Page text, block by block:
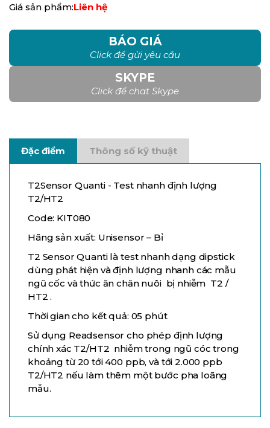
Giá sản phẩm:Liên hệ
BÁO GIÁ
Click để gửi yêu cầu
SKYPE
Click để chat Skype
Đặc điểm Thông số kỹ thuật
T2Sensor Quanti - Test nhanh định lượng
T2/HT2
Code: KIT080
Hãng sản xuất: Unisensor – Bỉ
T2 Sensor Quanti là test nhanh dạng dipstick
dùng phát hiện và định lượng nhanh các mẫu
ngũ cốc và thức ăn chăn nuôi bị nhiễm T2 /
HT2 .
Thời gian cho kết quả: 05 phút
Sử dụng Readsensor cho phép định lượng
chính xác T2/HT2 nhiễm trong ngũ cóc trong
khoảng từ 20 tới 400 ppb, và tới 2.000 ppb
T2/HT2 nếu làm thêm một bước pha loãng
mẫu.